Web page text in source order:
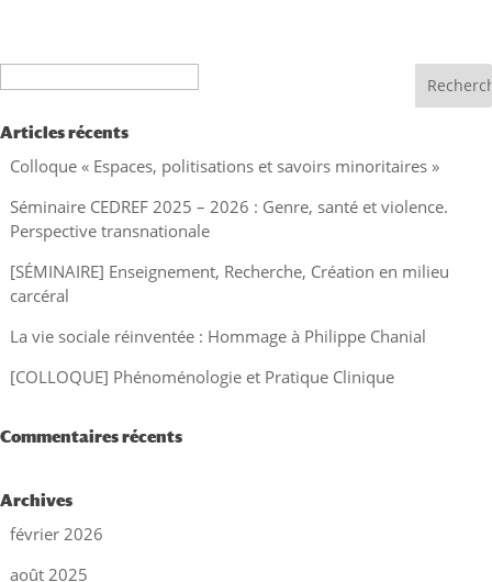
Articles récents
Colloque « Espaces, politisations et savoirs minoritaires »
Séminaire CEDREF 2025 – 2026 : Genre, santé et violence.
Perspective transnationale
[SÉMINAIRE] Enseignement, Recherche, Création en milieu
carcéral
La vie sociale réinventée : Hommage à Philippe Chanial
[COLLOQUE] Phénoménologie et Pratique Clinique
Commentaires récents
Archives
février 2026
août 2025